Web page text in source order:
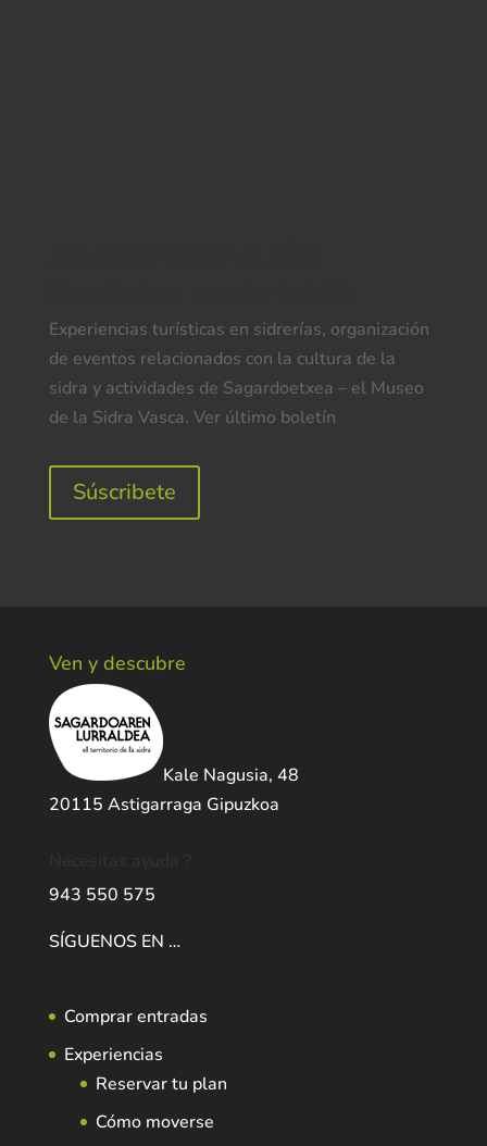
Experiencias turísticas en sidrerías, organización
de eventos relacionados con la cultura de la
sidra y actividades de Sagardoetxea – el Museo
de la Sidra Vasca. Ver último boletín
Súscribete
Ven y descubre
Kale Nagusia, 48
20115 Astigarraga Gipuzkoa
943 550 575
SÍGUENOS EN …
Comprar entradas
Experiencias
Reservar tu plan
Cómo moverse